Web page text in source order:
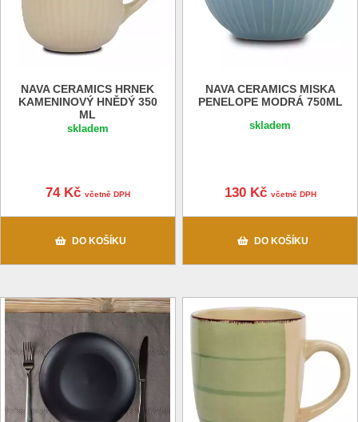
NAVA CERAMICS HRNEK
KAMENINOVÝ HNĚDÝ 350
ML
skladem
74 Kč včetně DPH
DO KOŠÍKU
NAVA CERAMICS MISKA
PENELOPE MODRÁ 750ML
skladem
130 Kč včetně DPH
DO KOŠÍKU